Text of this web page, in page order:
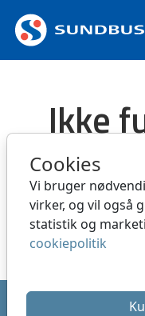
Cookies
Vi bruger
virker, og vil også
statistik og
cookiepolitik
Ikke
Siden kan
Gå